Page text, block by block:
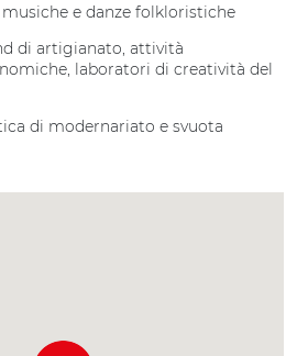
musiche e danze folkloristiche
di artigianato, attività
laboratori di creatività del
di modernariato e svuota